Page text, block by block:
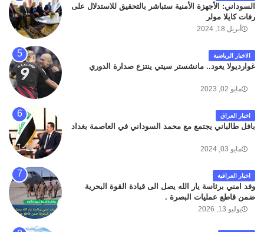
السوداني: الأجهزة الأمنية ستباشر بالتحقيق للاستدلال على
رفات كايلا مولر
أبريل 18, 2024
الاخبار الرياضية
غوارديولا يعود.. مانشستر سيتي ينتزع صدارة الدوري
مايو 02, 2023
اخبار العراق
بافل طالباني يجتمع مع محمد السوداني في العاصمة بغداد
مايو 03, 2024
اخبار العراقية
وفد امني برئاسة يار الله يصل الى قيادة القوة البحرية
ضمن قاطع عمليات البصرة .
يوليو 13, 2026